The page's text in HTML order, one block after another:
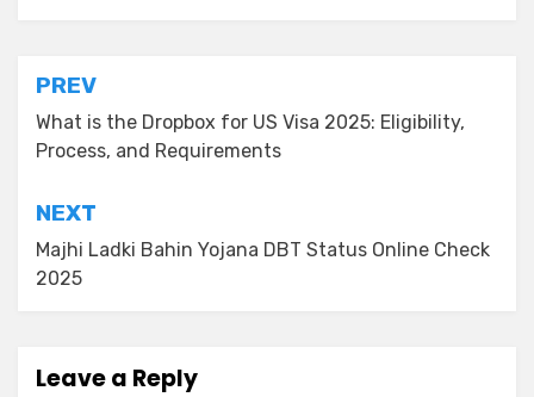
PREV
What is the Dropbox for US Visa 2025: Eligibility,
Process, and Requirements
NEXT
Majhi Ladki Bahin Yojana DBT Status Online Check
2025
Leave a Reply